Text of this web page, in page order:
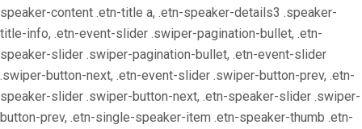
speaker-content .etn-title a, .etn-speaker-details3 .speaker-
title-info, .etn-event-slider .swiper-pagination-bullet, .etn-
speaker-slider .swiper-pagination-bullet, .etn-event-slider
.swiper-button-next, .etn-event-slider .swiper-button-prev, .etn-
speaker-slider .swiper-button-next, .etn-speaker-slider .swiper-
button-prev, .etn-single-speaker-item .etn-speaker-thumb .etn-